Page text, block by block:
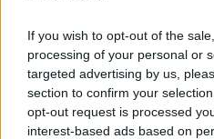
If you wish to opt-out of the
processing of your personal or
targeted advertising by us,
section to confirm your
opt-out request is processed
interest-based ads based on
ataque a baliza adversária para
marcar.
Ultrapassar os seus adversários
o da vitória. Descobre diferentes
controlar eficazmente a partida.